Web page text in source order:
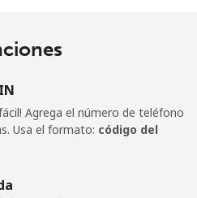
Agrega el número de teléfono
Usa el formato: código del